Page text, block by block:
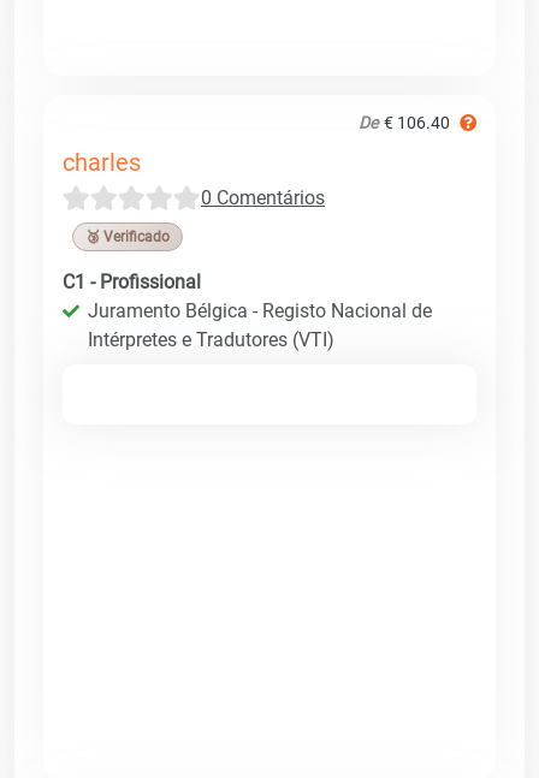
De € 106.40
charles
0 Comentários
🥉 Verificado
C1 - Profissional
Juramento Bélgica - Registo Nacional de
Intérpretes e Tradutores (VTI)